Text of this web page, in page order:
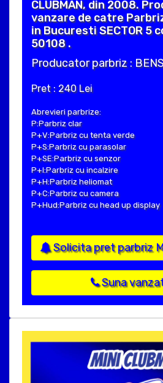
CLUBMAN, din 2008.
vanzare de catre
in Bucuresti SECTOR 5
50108 .
Producator parbriz :
Pret : 240 Lei
Abrevieri parbrize:
P:Parbriz clar
P+V:Parbriz cu tenta verde
P+S:Parbriz cu parasolar
P+SE:Parbriz cu senzor
P+I:Parbriz cu incalzire
P+H:Parbriz heliomat
P+C:Parbriz cu camera
P+Hud:Parbriz cu head up display
Solicita pret parbriz
Suna